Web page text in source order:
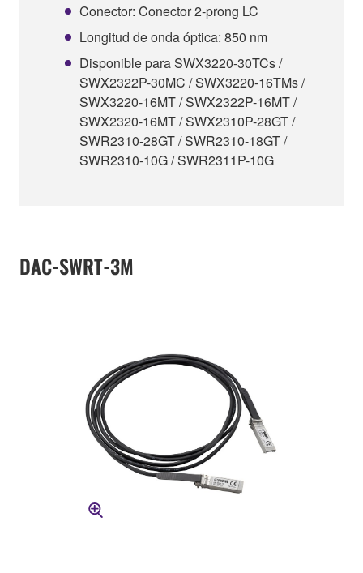
Conector: Conector 2-prong LC
Longitud de onda óptica: 850 nm
Disponible para SWX3220-30TCs /
SWX2322P-30MC / SWX3220-16TMs /
SWX3220-16MT / SWX2322P-16MT /
SWX2320-16MT / SWX2310P-28GT /
SWR2310-28GT / SWR2310-18GT /
SWR2310-10G / SWR2311P-10G
DAC-SWRT-3M